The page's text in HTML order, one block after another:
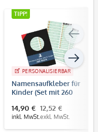
TIPP!
PERSONALISIERBAR
Namensaufkleber für
Kinder (Set mit 260
verschiedenen Größen)
14,90 €
inkl. MwSt.
12,52 €
exkl. MwSt.